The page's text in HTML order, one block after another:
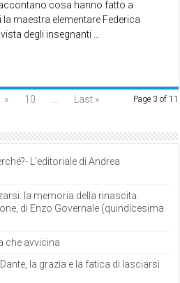
cosa hanno fatto a
maestra elementare Federica
degli insegnanti …
Page 3 of 11
» 10 Last »
L’editoriale di Andrea
la memoria della rinascita.
di Enzo Governale (quindicesima
che avvicina
la grazia e la fatica di lasciarsi